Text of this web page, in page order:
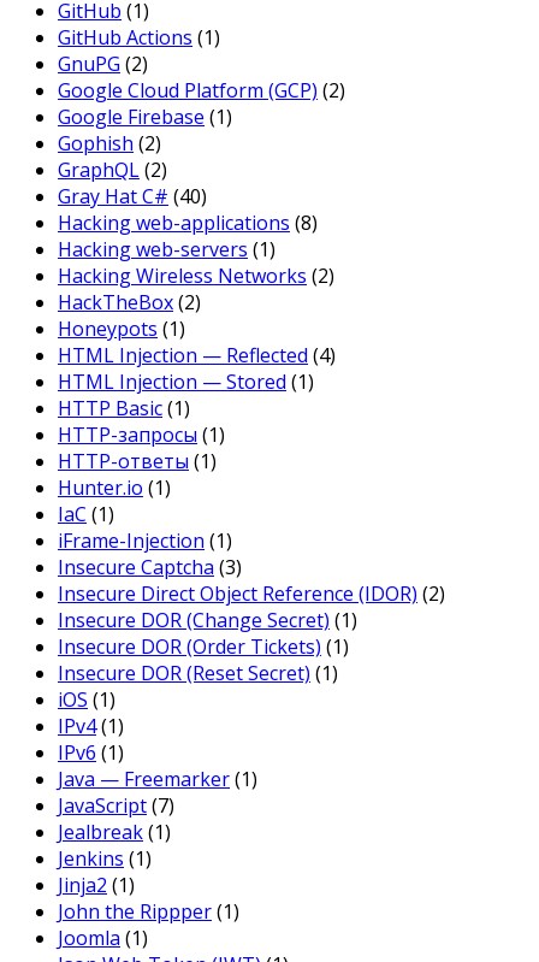
GitHub (1)
GitHub Actions (1)
GnuPG (2)
Google Cloud Platform (GCP) (2)
Google Firebase (1)
Gophish (2)
GraphQL(2)
Gray Hat C# (40)
Hacking web-applications (8)
Hacking web-servers (1)
Hacking Wireless Networks (2)
HackTheBox(2)
Honeypots (1)
HTML Injection — Reflected (4)
HTML Injection — Stored (1)
HTTP Basic(1)
HTTP-запросы (1)
HTTP-ответы (1)
Hunter.io (1)
IaC (1)
iFrame-Injection (1)
Insecure Captcha (3)
Insecure Direct Object Reference (IDOR) (2)
Insecure DOR (Change Secret) (1)
Insecure DOR (Order Tickets) (1)
Insecure DOR (Reset Secret) (1)
iOS (1)
IPv4(1)
IPv6 (1)
Java — Freemarker(1)
JavaScript(7)
Jealbreak(1)
Jenkins (1)
Jinja2 (1)
John the Rippper(1)
Joomla (1)